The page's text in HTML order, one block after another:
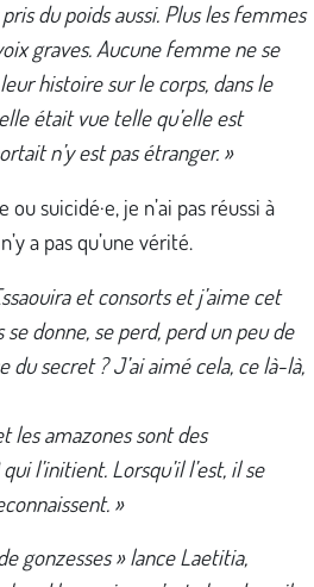
du poids aussi. Plus les femmes
graves. Aucune femme ne se
histoire sur le corps, dans le
était vue telle qu’elle est
n’y est pas étranger. »
suicidé·e, je n’ai pas réussi à
a pas qu’une vérité.
et consorts et j’aime cet
donne, se perd, perd un peu de
secret ? J’ai aimé cela, ce là-là,
les amazones sont des
l’initient. Lorsqu’il l’est, il se
»
gonzesses » lance Laetitia,